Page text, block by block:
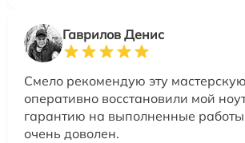
Гаврилов Денис
Смело рекомендую эту
оперативно восстановили мой
гарантию на выполненные
очень доволен.